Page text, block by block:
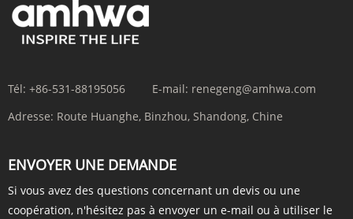
Tél: +86-531-88195056 E-mail: renegeng@amhwa.com
Adresse: Route Huanghe, Binzhou, Shandong, Chine
ENVOYER UNE DEMANDE
Si vous avez des questions concernant un devis ou une
coopération, n'hésitez pas à envoyer un e-mail ou à utiliser le